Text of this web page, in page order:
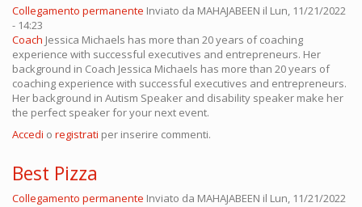
Collegamento permanente Inviato da MAHAJABEEN il Lun, 11/21/2022
- 14:23
Coach Jessica Michaels has more than 20 years of coaching
experience with successful executives and entrepreneurs. Her
background in Coach Jessica Michaels has more than 20 years of
coaching experience with successful executives and entrepreneurs.
Her background in Autism Speaker and disability speaker make her
the perfect speaker for your next event.
Accedi o registrati per inserire commenti.
Best Pizza
Collegamento permanente Inviato da MAHAJABEEN il Lun, 11/21/2022